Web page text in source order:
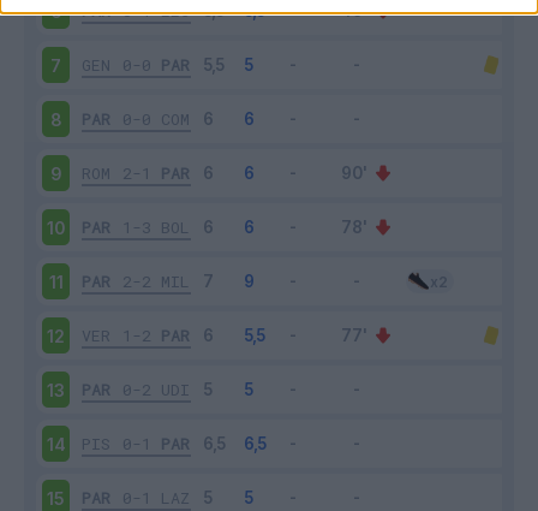
6 PAR 0-1 LEC
7 GEN 0-0 PAR
8 PAR 0-0 COM
9 ROM 2-1 PAR
10 PAR 1-3 BOL
11 PAR 2-2 MIL
12 VER 1-2 PAR
13 PAR 0-2 UDI
14 PIS 0-1 PAR
15 PAR 0-1 LAZ